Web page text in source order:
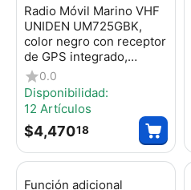
Radio Móvil Marino VHF
UNIDEN UM725GBK,
color negro con receptor
de GPS integrado,
puerto de conexión
NMEA 2000, 25W de
potencia de RF,
sumergible IPX8
0.0
Disponibilidad:
12 Artículos
$4,47018
Función adicional